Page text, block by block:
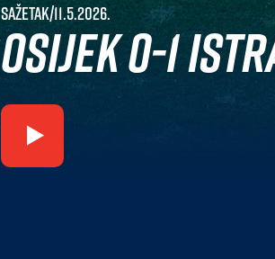
Sažetak|11.5.2026.
Osijek 0-1